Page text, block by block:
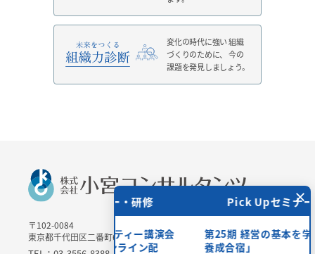
×
ミナー・研修
チャリティー講演会
・オンライン配
Pick Upセミナー・研修
第25期 経営の基本を学ぶ「管理職
養成合宿」
変化の時代に強い組織
づくりのために、
今の
課題を発見しましょう。
〒102-0084
東京都千代田区二番町6-3 二番町三協ビル3Ｆ